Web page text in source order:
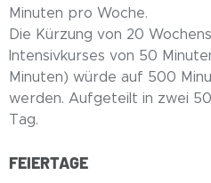
Minuten pro Woche.
Die Kürzung von 20
Intensivkurses von 50
Minuten) würde auf 500
werden. Aufgeteilt in zwei
Tag.
FEIERTAGE